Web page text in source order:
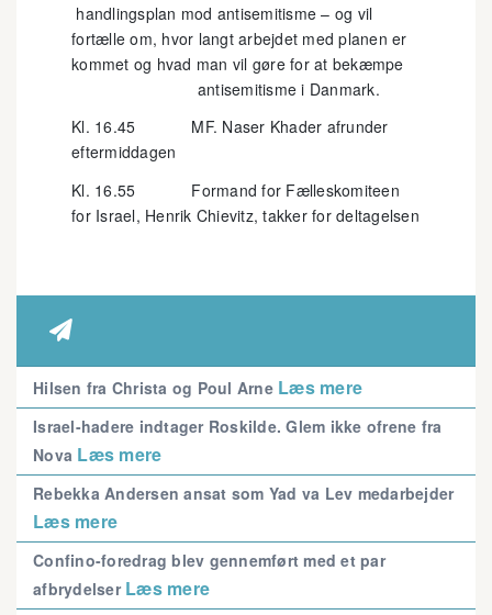
handlingsplan mod antisemitisme – og vil
fortælle om, hvor langt arbejdet med planen er
kommet og hvad man vil gøre for at bekæmpe
antisemitisme i Danmark.
Kl. 16.45 MF. Naser Khader afrunder
eftermiddagen
Kl. 16.55 Formand for Fælleskomiteen
for Israel, Henrik Chievitz, takker for deltagelsen

Hilsen fra Christa og Poul Arne Læs mere
Israel-hadere indtager Roskilde. Glem ikke ofrene fra
Nova Læs mere
Rebekka Andersen ansat som Yad va Lev medarbejder
Læs mere
Confino-foredrag blev gennemført med et par
afbrydelser Læs mere